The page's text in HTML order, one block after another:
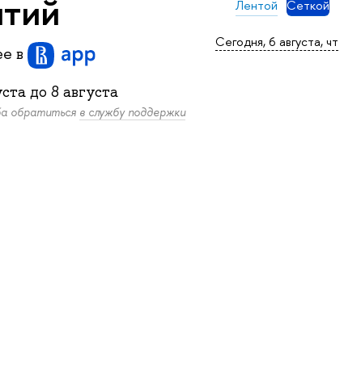
Лентой Сеткой
Сегодня, 6 августа, чт
в
до8 августа
обратиться в службу поддержки